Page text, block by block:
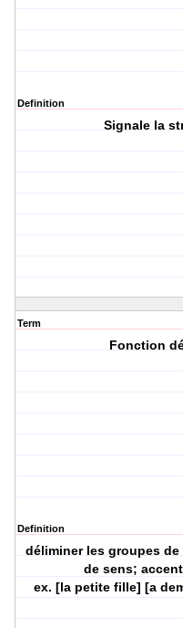
Definition
Signale la
Term
Fonction
Definition
déliminer les groupes
de sens;
ex. [la petite fille] [a